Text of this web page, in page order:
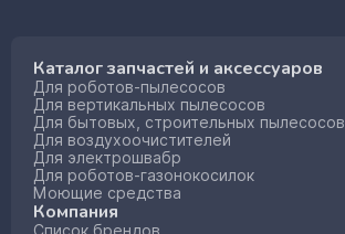
Каталог запчастей и аксессуаров
Для роботов-пылесосов
Для вертикальных пылесосов
Для бытовых, строительных пылесосов
Для воздухоочистителей
Для электрошвабр
Для роботов-газонокосилок
Моющие средства
Компания